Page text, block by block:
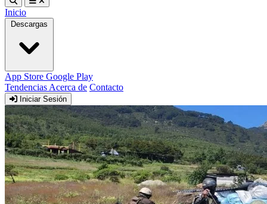
Inicio
Descargas
App Store Google Play
Tendencias Acerca de Contacto
Iniciar Sesión